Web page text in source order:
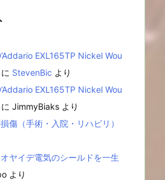
EXL165TP Nickel Wou
に StevenBic より
EXL165TP Nickel Wou
に JimmyBiaks より
傷（手術・入院・リハビリ）
ヤイデ電気のシールドを一生
より